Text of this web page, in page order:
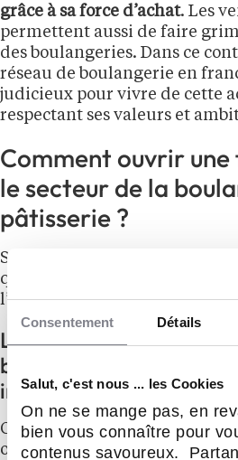
Consentement Détails
Salut, c'est nous ... les Cookies
On ne se mange pas, en
bien vous connaître pour
contenus savoureux.
grâce à sa force d’achat. Les
permettent aussi de faire
des boulangeries. Dans ce
réseau de boulangerie en
judicieux pour vivre de cette
respectant ses valeurs et
Comment ouvrir une
le secteur de la
pâtisserie ?
Se lancer seul dans un
que la boulangerie comporte
l’intérêt de la franchise.
La différence entre
boulangerie en franchise
indépendant
Ouvrir une boulangerie en
offreune liberté totale : choix